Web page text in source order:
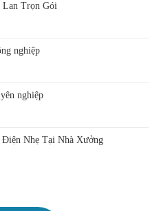
Lan Trọn Gói
nghiệp
nghiệp
Nhẹ Tại Nhà Xưởng